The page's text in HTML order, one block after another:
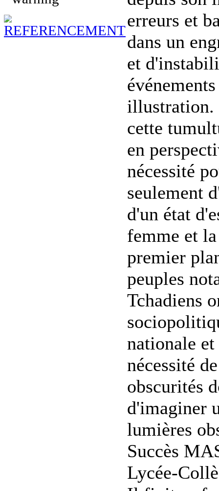
erreurs et
dans un
et
illustration.
cette
en
nécessité
seulement
d'un état
femme et
premier
peuples
Tchadiens
nationale
nécessité
obscurités
d'imaginer
lumières
Succès
Lycée-